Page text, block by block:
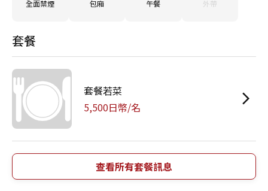
全面禁煙 包廂 午餐 外帶
套餐
套餐若菜
5,500日幣/名
查看所有套餐訊息